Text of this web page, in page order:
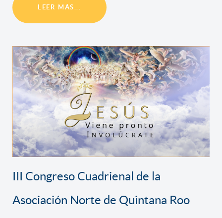
LEER MÁS...
III Congreso Cuadrienal de la
Asociación Norte de Quintana Roo